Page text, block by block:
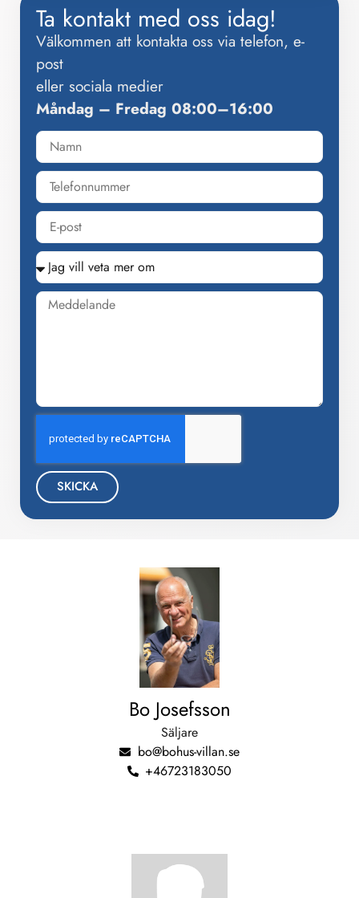
Ta kontakt med oss idag!
Välkommen att kontakta oss via telefon, e-
post
eller sociala medier
Måndag – Fredag 08:00–16:00
SKICKA
Bo Josefsson
Säljare
bo@bohus-villan.se
+46723183050